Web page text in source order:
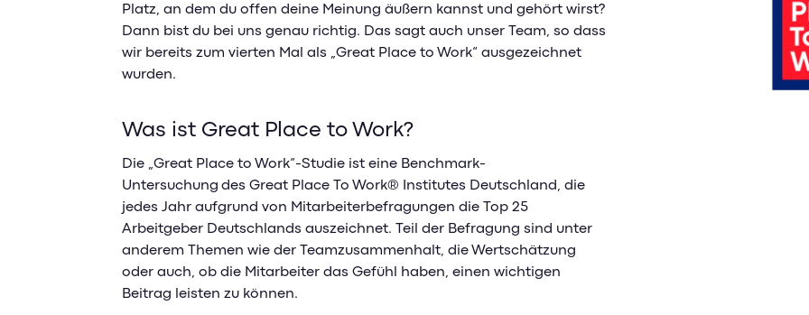
Platz, an dem du offen deine Meinung äußern kannst und gehört wirst?
Dann bist du bei uns genau richtig. Das sagt auch unser Team, so dass
wir bereits zum vierten Mal als „Great Place to Work“ ausgezeichnet
wurden.
Was ist Great Place to Work?
Die „Great Place to Work“-Studie ist eine Benchmark-
Untersuchung des Great Place To Work® Institutes Deutschland, die
jedes Jahr aufgrund von Mitarbeiterbefragungen die Top 25
Arbeitgeber Deutschlands auszeichnet. Teil der Befragung sind unter
anderem Themen wie der Teamzusammenhalt, die Wertschätzung
oder auch, ob die Mitarbeiter das Gefühl haben, einen wichtigen
Beitrag leisten zu können.